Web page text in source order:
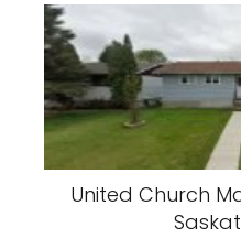
United Church